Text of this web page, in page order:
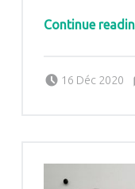
Continue
16 Déc 2020
Pascale